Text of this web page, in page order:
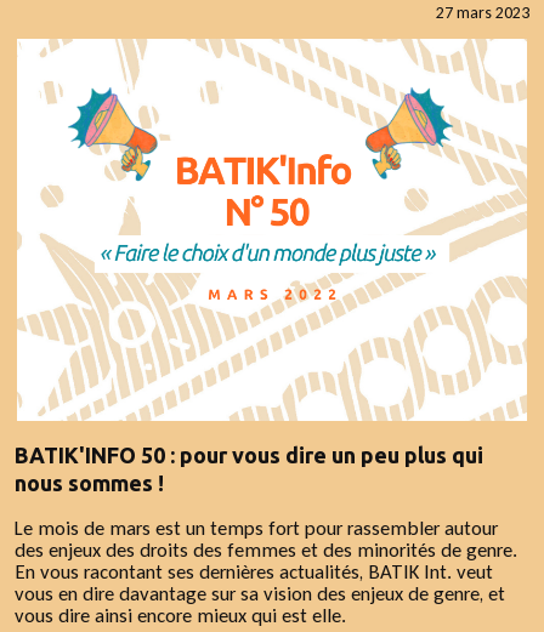
27 mars 2023
BATIK'INFO 50 : pour vous dire un peu plus qui
nous sommes !
Le mois de mars est un temps fort pour rassembler autour
des enjeux des droits des femmes et des minorités de genre.
En vous racontant ses dernières actualités, BATIK Int. veut
vous en dire davantage sur sa vision des enjeux de genre, et
vous dire ainsi encore mieux qui est elle.